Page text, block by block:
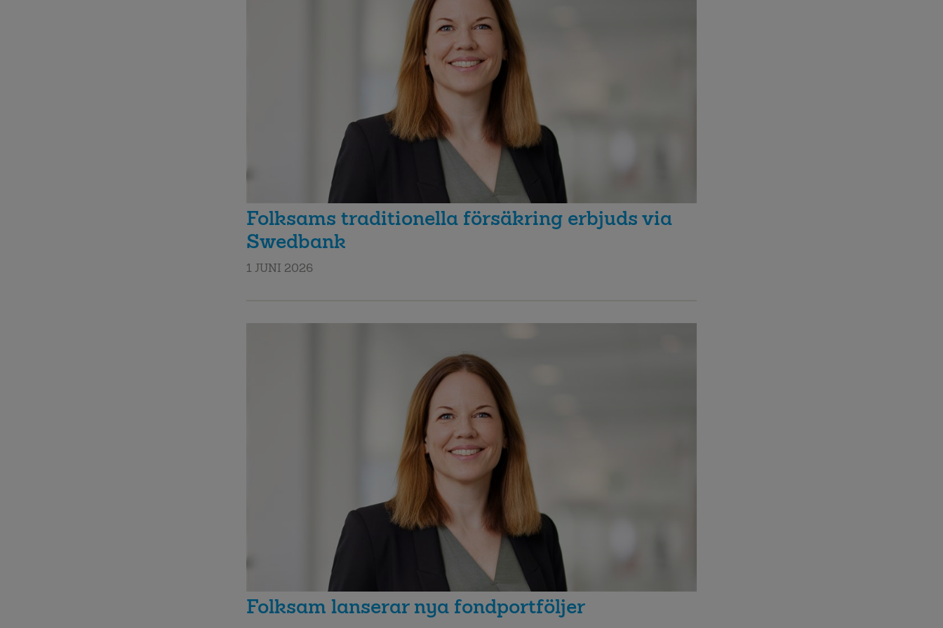
Folksams traditionella försäkring erbjuds via
Swedbank
1 JUNI 2026
Folksam lanserar nya fondportföljer